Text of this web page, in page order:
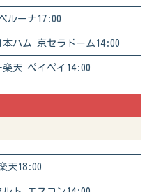
ルーナ17:00
本ハム 京セラドーム14:00
楽天 ペイペイ14:00
天18:00